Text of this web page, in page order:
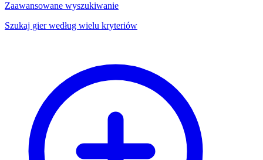
Zaawansowane wyszukiwanie
Szukaj gier według wielu kryteriów